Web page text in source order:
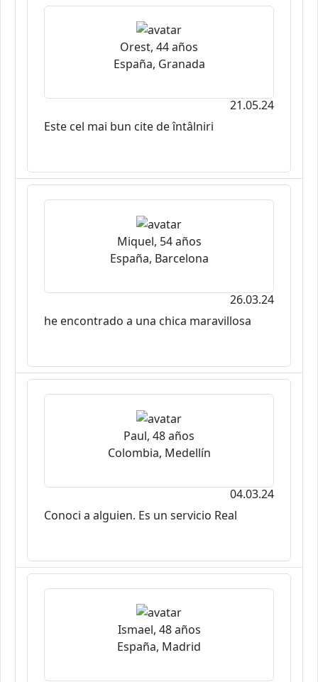
Orest, 44 años
España, Granada
21.05.24
Este cel mai bun cite de întâlniri
Miquel, 54 años
España, Barcelona
26.03.24
he encontrado a una chica maravillosa
Paul, 48 años
Colombia, Medellín
04.03.24
Conoci a alguien. Es un servicio Real
Ismael, 48 años
España, Madrid